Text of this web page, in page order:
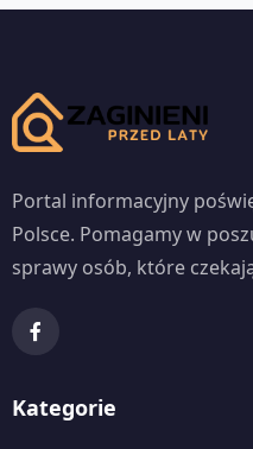
Portal informacyjny
Polsce. Pomagamy w
sprawy osób, które
Kategorie